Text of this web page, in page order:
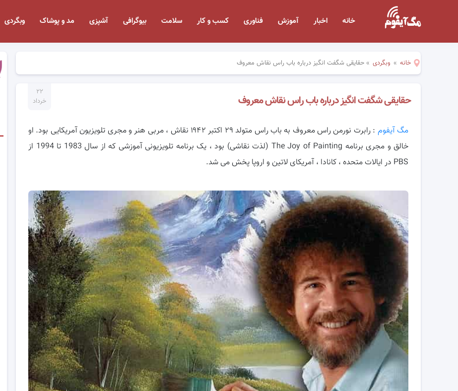
خانه اخبار آموزش فناوری کسب و کار سلامت بیوگرافی آشپزی مد و پوشاک وبگردی
خانه » وبگردی » حقایقی شگفت انگیز درباره باب راس نقاش معروف
۲۲
خرداد
حقایقی شگفت انگیز درباره باب راس نقاش معروف
مگ آیفوم : رابرت نورمن راس معروف به باب راس متولد ۲۹ اکتبر ۱۹۴۲ نقاش ، مربی هنر و مجری تلویزیون آمریکایی بود. او
خالق و مجری برنامه
The Joy of Painting (لذت نقاشی) بود ، یک برنامه تلویزیونی آموزشی که از سال 1983 تا 1994 از
PBS در ایالات متحده ، کانادا ، آمریکای لاتین و اروپا پخش می شد.